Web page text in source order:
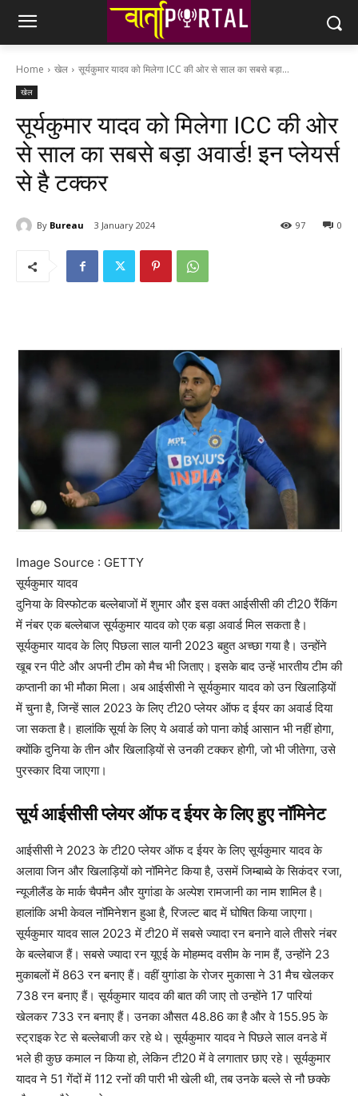
Home खेल सूर्यकुमार यादव को मिलेगा ICC की ओर से साल का सबसे बड़ा...
खेल
सूर्यकुमार यादव को मिलेगा ICC की ओर
से साल का सबसे बड़ा अवार्ड! इन प्लेयर्स
से है टक्कर
By Bureau 3 January 2024 0
97
Image Source : GETTY
सूर्यकुमार यादव
दुनिया के विस्फोटक बल्लेबाजों में शुमार और इस वक्त आईसीसी की टी20 रैंकिंग
में नंबर एक बल्लेबाज सूर्यकुमार यादव को एक बड़ा अवार्ड मिल सकता है।
सूर्यकुमार यादव के लिए पिछला साल यानी 2023 बहुत अच्छा गया है। उन्होंने
खूब रन पीटे और अपनी टीम को मैच भी जिताए। इसके बाद उन्हें भारतीय टीम की
कप्तानी का भी मौका मिला। अब आईसीसी ने सूर्यकुमार यादव को उन खिलाड़ियों
में चुना है, जिन्हें साल 2023 के लिए टी20 प्लेयर ऑफ द ईयर का अवार्ड दिया
जा सकता है। हालांकि सूर्या के लिए ये अवार्ड को पाना कोई आसान भी नहीं होगा,
क्योंकि दुनिया के तीन और खिलाड़ियों से उनकी टक्कर होगी, जो भी जीतेगा, उसे
पुरस्कार दिया जाएगा।
सूर्य आईसीसी प्लेयर ऑफ द ईयर के लिए हुए नॉमिनेट
आईसीसी ने 2023 के टी20 प्लेयर ऑफ द ईयर के लिए सूर्यकुमार यादव के
अलावा जिन और खिलाड़ियों को नॉमिनेट किया है, उसमें जिम्बाब्वे के सिकंदर रजा,
न्यूजीलैंड के मार्क चैपमैन और युगांडा के अल्पेश रामजानी का नाम शामिल है।
हालांकि अभी केवल नॉमिनेशन हुआ है, रिजल्ट बाद में घोषित किया जाएगा।
सूर्यकुमार यादव साल 2023 में टी20 में सबसे ज्यादा रन बनाने वाले तीसरे नंबर
के बल्लेबाज हैं। सबसे ज्यादा रन यूएई के मोहम्मद वसीम के नाम हैं, उन्होंने 23
मुकाबलों में 863 रन बनाए हैं। वहीं युगांडा के रोजर मुकासा ने 31 मैच खेलकर
738 रन बनाए हैं। सूर्यकुमार यादव की बात की जाए तो उन्होंने 17 पारियां
खेलकर 733 रन बनाए हैं। उनका औसत 48.86 का है और वे 155.95 के
स्ट्राइक रेट से बल्लेबाजी कर रहे थे। सूर्यकुमार यादव ने पिछले साल वनडे में
भले ही कुछ कमाल न किया हो, लेकिन टी20 में वे लगातार छाए रहे। सूर्यकुमार
यादव ने 51 गेंदों में 112 रनों की पारी भी खेली थी, तब उनके बल्ले से नौ छक्के